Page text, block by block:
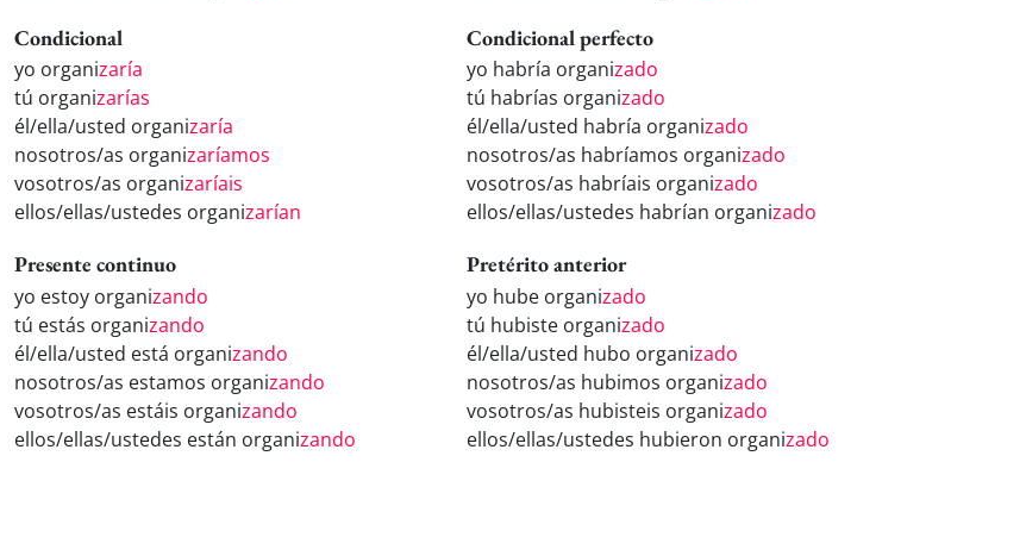
Condicional
yo organizaría
tú organizarías
él/ella/usted organizaría
nosotros/as organizaríamos
vosotros/as organizaríais
ellos/ellas/ustedes organizarían
Condicional perfecto
yo habría organizado
tú habrías organizado
él/ella/usted habría organizado
nosotros/as habríamos organizado
vosotros/as habríais organizado
ellos/ellas/ustedes habrían organizado
Presente continuo
yo estoy organizando
tú estás organizando
él/ella/usted está organizando
nosotros/as estamos organizando
vosotros/as estáis organizando
ellos/ellas/ustedes están organizando
Pretérito anterior
yo hube organizado
tú hubiste organizado
él/ella/usted hubo organizado
nosotros/as hubimos organizado
vosotros/as hubisteis organizado
ellos/ellas/ustedes hubieron organizado